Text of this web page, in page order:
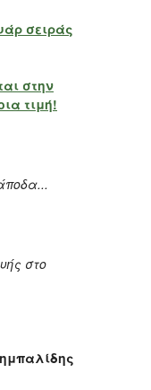
σειράς
στην
τιμή!
στο